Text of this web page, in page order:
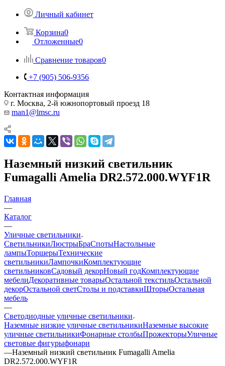
Личный кабинет
Корзина0
Отложенные0
Сравнение товаров0
+7 (905) 506-9356
Контактная информация
г. Москва, 2-й южнопортовый проезд 18
man1@lmsc.ru
Наземный низкий светильник
Fumagalli Amelia DR2.572.000.WYF1R
Главная
—
Каталог
—
Уличные светильники
СветильникиЛюстрыБраСпотыНастольные
лампыТоршерыТехнические
светильникиЛампочкиКомплектующие
светильниковСадовый декорНовый годКомплектующие
мебелиДекоративные товарыОстальной текстильОстальной
декорОстальной светСтолы и подставкиШторыОстальная
мебель
—
Светодиодные уличные светильники
Наземные низкие уличные светильникиНаземные высокие
уличные светильникиФонарные столбыПрожекторыУличные
световые фигурыфонари
—Наземный низкий светильник Fumagalli Amelia
DR2.572.000.WYF1R